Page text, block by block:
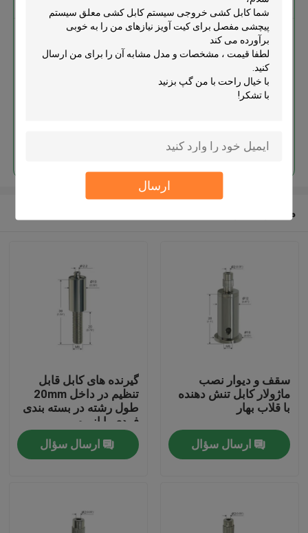
ارسال
کشی معلق سیستم پیچشی مفصل
ادامه هید
محصولات توصیه شده
سقف و دیوار نصب
ماژولار کابل تنش دهنده
با قلاب بهار
ارسال سؤال
گیرنده های کابل قابل
تنظیم در داخل 20mm
طول رشته در بسته بندی
فردی یا انبوه
ارسال سؤال